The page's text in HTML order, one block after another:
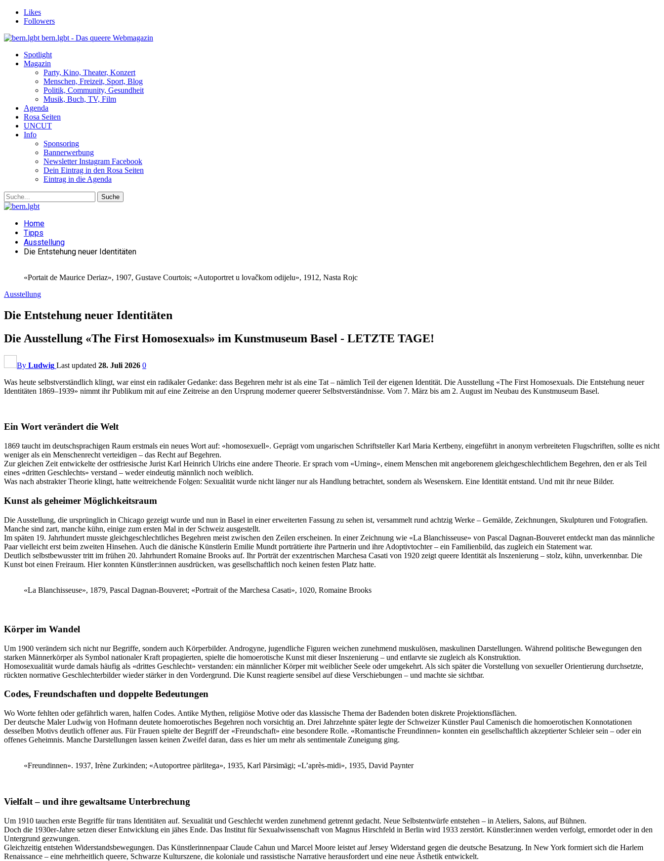
Likes
Followers
bern.lgbt - Das queere Webmagazin
Spotlight
Magazin
Party, Kino, Theater, Konzert
Menschen, Freizeit, Sport, Blog
Politik, Community, Gesundheit
Musik, Buch, TV, Film
Agenda
Rosa Seiten
UNCUT
Info
Sponsoring
Bannerwerbung
Newsletter Instagram Facebook
Dein Eintrag in den Rosa Seiten
Eintrag in die Agenda
Home
Tipps
Ausstellung
Die Entstehung neuer Identitäten
«Portait de Maurice Deriaz», 1907, Gustave Courtois; «Autoportret u lovačkom odijelu», 1912, Nasta Rojc
Ausstellung
Die Entstehung neuer Identitäten
Die Ausstellung «The First Homosexuals» im Kunstmuseum Basel - LETZTE TAGE!
By Ludwig Last updated 28. Juli 2026 0
Was heute selbstverständlich klingt, war einst ein radikaler Gedanke: dass Begehren mehr ist als eine Tat – nämlich Teil der eigenen Identität. Die Ausstellung «The First Homosexuals. Die Entstehung neuer
Identitäten 1869–1939» nimmt ihr Publikum mit auf eine Zeitreise an den Ursprung moderner queerer Selbstverständnisse. Vom 7. März bis am 2. August im Neubau des Kunstmuseum Basel.
Ein Wort verändert die Welt
1869 taucht im deutschsprachigen Raum erstmals ein neues Wort auf: «homosexuell». Geprägt vom ungarischen Schriftsteller Karl Maria Kertbeny, eingeführt in anonym verbreiteten Flugschriften, sollte es nicht
weniger als ein Menschenrecht verteidigen – das Recht auf Begehren.
Zur gleichen Zeit entwickelte der ostfriesische Jurist Karl Heinrich Ulrichs eine andere Theorie. Er sprach vom «Urning», einem Menschen mit angeborenem gleichgeschlechtlichem Begehren, den er als Teil
eines «dritten Geschlechts» verstand – weder eindeutig männlich noch weiblich.
Was nach abstrakter Theorie klingt, hatte weitreichende Folgen: Sexualität wurde nicht länger nur als Handlung betrachtet, sondern als Wesenskern. Eine Identität entstand. Und mit ihr neue Bilder.
Kunst als geheimer Möglichkeitsraum
Die Ausstellung, die ursprünglich in Chicago gezeigt wurde und nun in Basel in einer erweiterten Fassung zu sehen ist, versammelt rund achtzig Werke – Gemälde, Zeichnungen, Skulpturen und Fotografien.
Manche sind zart, manche kühn, einige zum ersten Mal in der Schweiz ausgestellt.
Im späten 19. Jahrhundert musste gleichgeschlechtliches Begehren meist zwischen den Zeilen erscheinen. In einer Zeichnung wie «La Blanchisseuse» von Pascal Dagnan-Bouveret entdeckt man das männliche
Paar vielleicht erst beim zweiten Hinsehen. Auch die dänische Künstlerin Emilie Mundt porträtierte ihre Partnerin und ihre Adoptivtochter – ein Familienbild, das zugleich ein Statement war.
Deutlich selbstbewusster tritt im frühen 20. Jahrhundert Romaine Brooks auf. Ihr Porträt der exzentrischen Marchesa Casati von 1920 zeigt queere Identität als Inszenierung – stolz, kühn, unverkennbar. Die
Kunst bot einen Freiraum. Hier konnten Künstler:innen ausdrücken, was gesellschaftlich noch keinen festen Platz hatte.
«La Blanchisseuse», 1879, Pascal Dagnan-Bouveret; «Portrait of the Marchesa Casati», 1020, Romaine Brooks
Körper im Wandel
Um 1900 verändern sich nicht nur Begriffe, sondern auch Körperbilder. Androgyne, jugendliche Figuren weichen zunehmend muskulösen, maskulinen Darstellungen. Während politische Bewegungen den
starken Männerkörper als Symbol nationaler Kraft propagierten, spielte die homoerotische Kunst mit dieser Inszenierung – und entlarvte sie zugleich als Konstruktion.
Homosexualität wurde damals häufig als «drittes Geschlecht» verstanden: ein männlicher Körper mit weiblicher Seele oder umgekehrt. Als sich später die Vorstellung von sexueller Orientierung durchsetzte,
rückten normative Geschlechterbilder wieder stärker in den Vordergrund. Die Kunst reagierte sensibel auf diese Verschiebungen – und machte sie sichtbar.
Codes, Freundschaften und doppelte Bedeutungen
Wo Worte fehlten oder gefährlich waren, halfen Codes. Antike Mythen, religiöse Motive oder das klassische Thema der Badenden boten diskrete Projektionsflächen.
Der deutsche Maler Ludwig von Hofmann deutete homoerotisches Begehren noch vorsichtig an. Drei Jahrzehnte später legte der Schweizer Künstler Paul Camenisch die homoerotischen Konnotationen
desselben Motivs deutlich offener aus. Für Frauen spielte der Begriff der «Freundschaft» eine besondere Rolle. «Romantische Freundinnen» konnten ein gesellschaftlich akzeptierter Schleier sein – oder ein
offenes Geheimnis. Manche Darstellungen lassen keinen Zweifel daran, dass es hier um mehr als sentimentale Zuneigung ging.
«Freundinnen». 1937, Irène Zurkinden; «Autoportree pärlitega», 1935, Karl Pärsimägi; «L’après-midi», 1935, David Paynter
Vielfalt – und ihre gewaltsame Unterbrechung
Um 1910 tauchen erste Begriffe für trans Identitäten auf. Sexualität und Geschlecht werden zunehmend getrennt gedacht. Neue Selbstentwürfe entstehen – in Ateliers, Salons, auf Bühnen.
Doch die 1930er-Jahre setzen dieser Entwicklung ein jähes Ende. Das Institut für Sexualwissenschaft von Magnus Hirschfeld in Berlin wird 1933 zerstört. Künstler:innen werden verfolgt, ermordet oder in den
Untergrund gezwungen.
Gleichzeitig entstehen Widerstandsbewegungen. Das Künstlerinnenpaar Claude Cahun und Marcel Moore leistet auf Jersey Widerstand gegen die deutsche Besatzung. In New York formiert sich die Harlem
Renaissance – eine mehrheitlich queere, Schwarze Kulturszene, die koloniale und rassistische Narrative herausfordert und eine neue Ästhetik entwickelt.